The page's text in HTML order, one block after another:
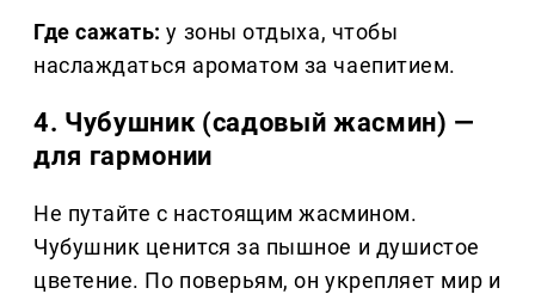
Где сажать: у зоны отдыха, чтобы
наслаждаться ароматом за чаепитием.
4. Чубушник (садовый жасмин) —
для гармонии
Не путайте с настоящим жасмином.
Чубушник ценится за пышное и душистое
цветение. По поверьям, он укрепляет мир и